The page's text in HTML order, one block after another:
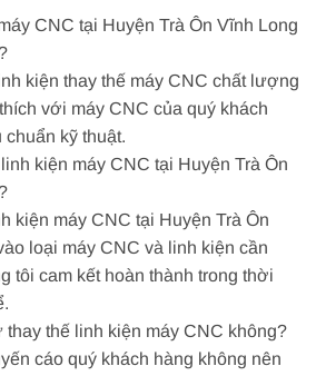
CNC tại Huyện Trà Ôn Vĩnh Long
kiện thay thế máy CNC chất lượng
với máy CNC của quý khách
kỹ thuật.
kiện máy CNC tại Huyện Trà Ôn
kiện máy CNC tại Huyện Trà Ôn
loại máy CNC và linh kiện cần
tôi cam kết hoàn thành trong thời
thay thế linh kiện máy CNC không?
cáo quý khách hàng không nên